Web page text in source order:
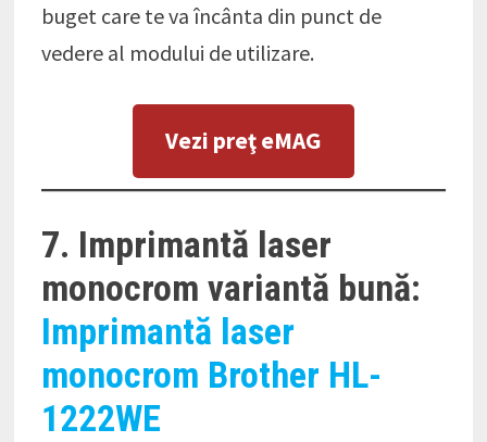
buget care te va încânta din punct de
vedere al modului de utilizare.
Vezi preţ eMAG
7. Imprimantă laser
monocrom variantă bună:
Imprimantă laser
monocrom Brother HL-
1222WE